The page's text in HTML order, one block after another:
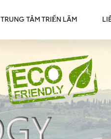
TRUNG TÂM TRIỂN LÃM